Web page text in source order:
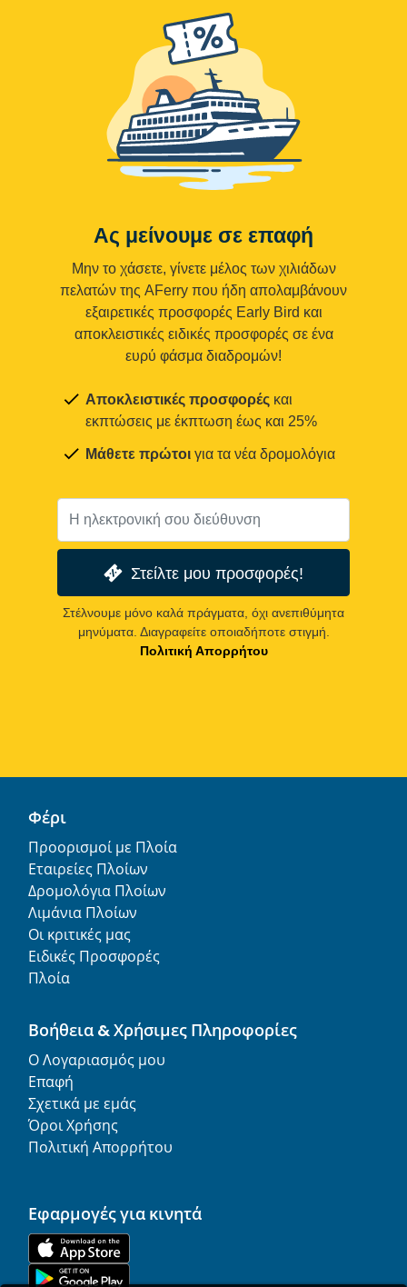
Ας μείνουμε σε επαφή
Μην το χάσετε, γίνετε μέλος των χιλιάδων
πελατών της AFerry που ήδη απολαμβάνουν
εξαιρετικές προσφορές Early Bird και
αποκλειστικές ειδικές προσφορές σε ένα
ευρύ φάσμα διαδρομών!
Αποκλειστικές προσφορές και
εκπτώσεις με έκπτωση έως και 25%
Μάθετε πρώτοι για τα νέα δρομολόγια
Στείλτε μου προσφορές!
Στέλνουμε μόνο καλά πράγματα, όχι ανεπιθύμητα
μηνύματα. Διαγραφείτε οποιαδήποτε στιγμή.
Πολιτική Απορρήτου
Φέρι
Προορισμοί με Πλοία
Εταιρείες Πλοίων
Δρομολόγια Πλοίων
Λιμάνια Πλοίων
Οι κριτικές μας
Ειδικές Προσφορές
Πλοία
Βοήθεια & Χρήσιμες Πληροφορίες
Ο Λογαριασμός μου
Επαφή
Σχετικά με εμάς
Όροι Χρήσης
Πολιτική Απορρήτου
Εφαρμογές για κινητά